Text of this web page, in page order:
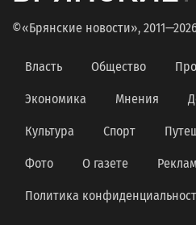
©«Брянские новости»,
Власть Общество
Экономика Мнения
Культура Спорт
Фото О газете
Политика